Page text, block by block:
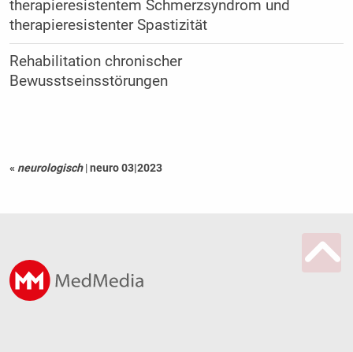
therapieresistentem Schmerzsyndrom und
therapieresistenter Spastizität
Rehabilitation chronischer
Bewusstseinsstörungen
« neurologisch |neuro 03|2023